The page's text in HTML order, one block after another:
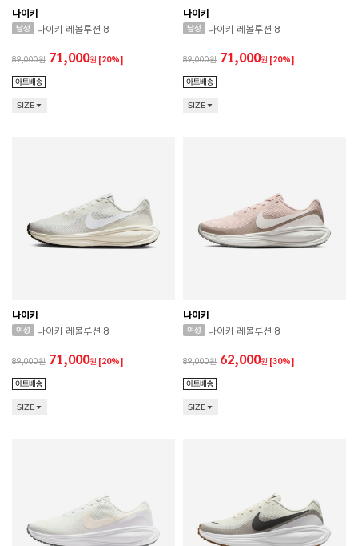
나이키
나이키 레볼루션 8
89,000 71,000원 [20%]
SIZE
나이키
나이키 레볼루션 8
89,000 71,000원 [20%]
SIZE
나이키
나이키 레볼루션 8
89,000 71,000원 [20%]
SIZE
나이키
나이키 레볼루션 8
89,000 62,000원 [30%]
SIZE